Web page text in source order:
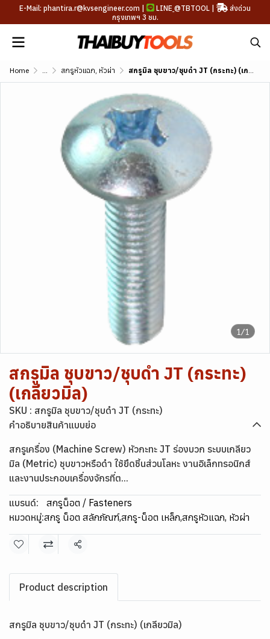
E-Mail: phantira.r@kvsengineer.com | LINE @TBTOOL |
ส่งด่วน
กรุงเทพฯ 3 ชม.
Home ... สกรูหัวแฉก, หัวผ่า สกรูมิล ชุบขาว/ชุบดำ JT (กระทะ) (เกลียวมิล)
1/1
สกรูมิล ชุบขาว/ชุบดำ JT (กระทะ)
(เกลียวมิล)
SKU : สกรูมิล ชุบขาว/ชุบดำ JT (กระทะ)
คำอธิบายสินค้าแบบย่อ
สกรูเครื่อง (Machine Screw) หัวกะทะ JT ร่องบวก ระบบเกลียว
มิล (Metric) ชุบขาวหรือดำ ใช้ยึดชิ้นส่วนโลหะ งานอิเล็กทรอนิกส์
และงานประกอบเครื่องจักรที่ต...
แบรนด์:
สกรูน็อต / Fasteners
หมวดหมู่:สกรู น็อต สลักภัณฑ์,สกรู-น็อต เหล็ก,สกรูหัวแฉก, หัวผ่า
แชร์
Product description
สกรูมิล ชุบขาว/ชุบดำ JT (กระทะ) (เกลียวมิล)